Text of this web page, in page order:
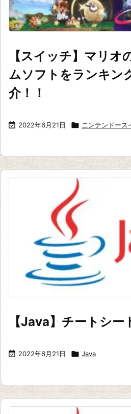
【スイッチ】マリオ
ムソフトをランキン
介！！
 2022年6月21日  ニンテンドース
【Java】チートシー
 2022年6月21日  Java